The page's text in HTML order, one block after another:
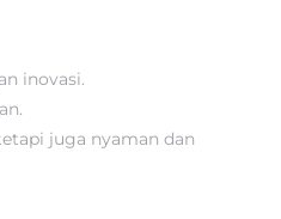
inovasi.
juga nyaman dan